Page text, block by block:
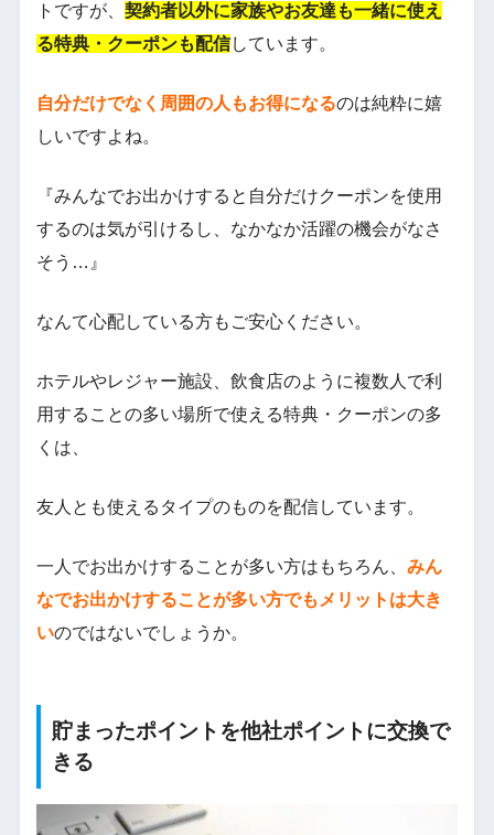
トですが、 契約者以外に家族やお友達も一緒に使え
る特典・クーポンも配信しています。
自分だけでなく周囲の人もお得になるのは純粋に嬉
しいですよね。
『みんなでお出かけすると自分だけクーポンを使用
するのは気が引けるし、なかなか活躍の機会がなさ
そう…』
なんて心配している方もご安心ください。
ホテルやレジャー施設、飲食店のように複数人で利
用することの多い場所で使える特典・クーポンの多
くは、
友人とも使えるタイプのものを配信しています。
一人でお出かけすることが多い方はもちろん、 みん
なでお出かけすることが多い方でもメリットは大き
いのではないでしょうか。
貯まったポイントを他社ポイントに交換で
きる